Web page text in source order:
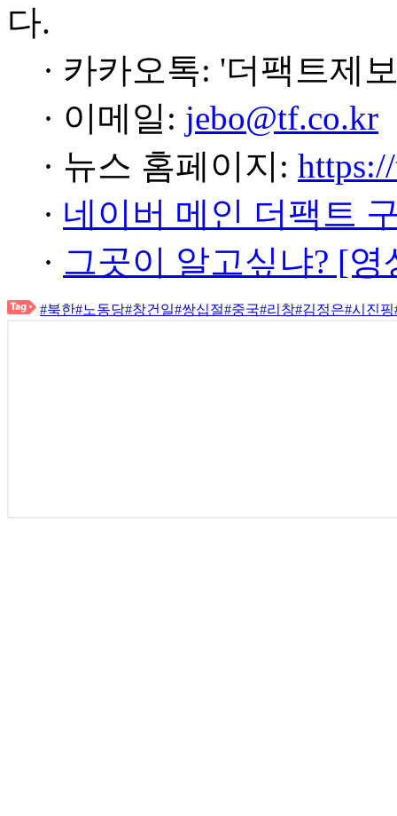
다.
· 카카오톡: '더팩트제
· 이메일: jebo@tf.co.kr
· 뉴스 홈페이지:
· 네이버 메인 더팩트
· 그곳이 알고싶냐? [
#북한#노동당#창건일#쌍십절#중국#리창#김정은#시진핑